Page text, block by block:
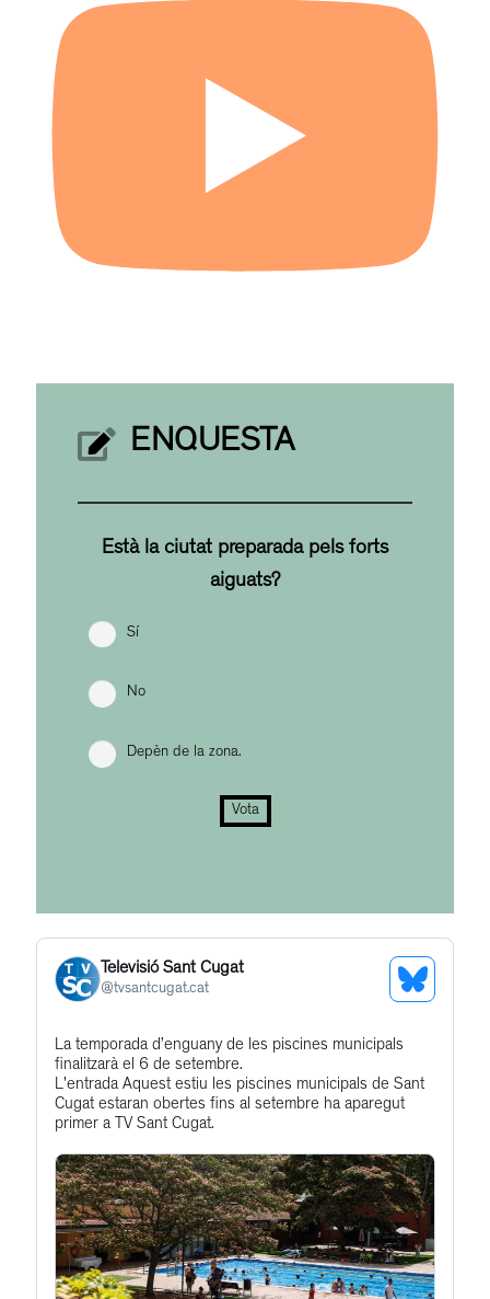
ENQUESTA
Està la ciutat preparada pels forts
aiguats?
Sí
No
Depèn de la zona.
Vota
Televisió Sant Cugat
@tvsantcugat.cat
See
Get
to
this
post
La temporada d’enguany de les piscines municipals
finalitzarà el 6 de setembre.
L'entrada Aquest estiu les piscines municipals de Sant
Cugat estaran obertes fins al setembre ha aparegut
primer a TV Sant Cugat.